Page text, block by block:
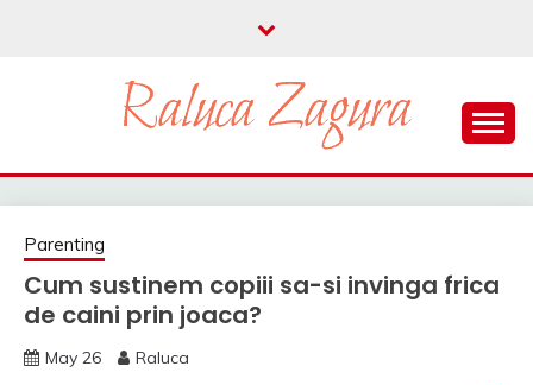
RALUCA ZAGURA
Parenting
Cum sustinem copiii sa-si invinga frica
de caini prin joaca?
May 26 Raluca